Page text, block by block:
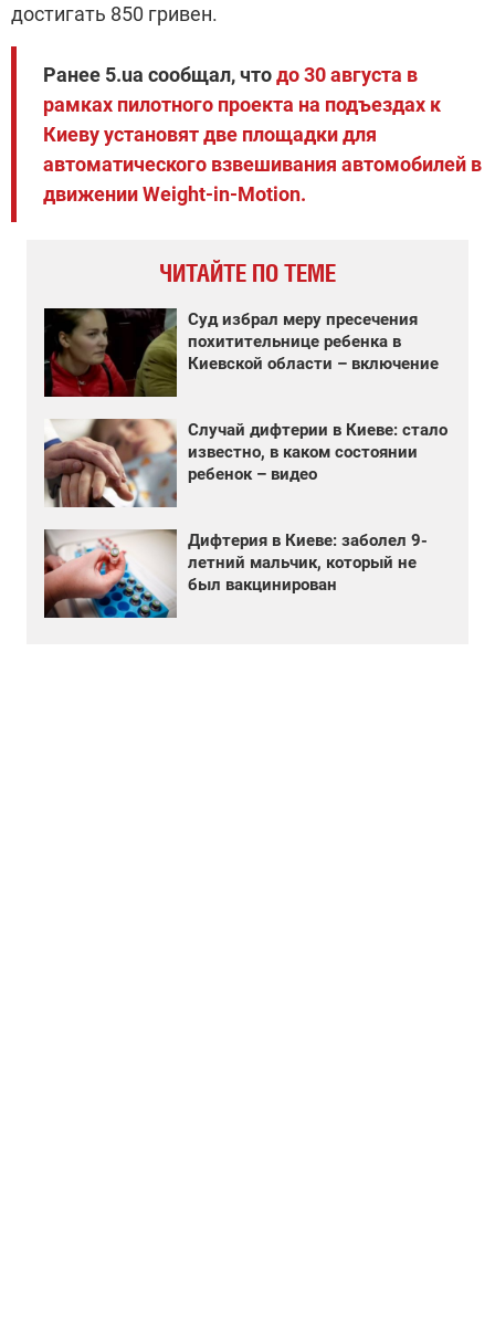
достигать 850 гривен.
Ранее 5.ua сообщал, чтодо 30 августа в
рамках пилотного проекта на подъездах к
Киеву установят две площадки для
автоматического взвешивания автомобилей в
движении Weight-in-Motion.
ЧИТАЙТЕ ПО ТЕМЕ
Суд избрал меру пресечения
похитительнице ребенка в
Киевской области – включение
Случай дифтерии в Киеве: стало
известно, в каком состоянии
ребенок – видео
Дифтерия в Киеве: заболел 9-
летний мальчик, который не
был вакцинирован